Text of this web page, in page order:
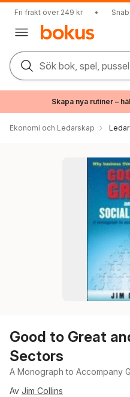
Fri frakt över 249 kr •
Sök bok, spel,
Skapa nya rutiner –
Ekonomi och Ledarskap
Good to Great
Sectors
A Monograph to Accompany
Av Jim Collins